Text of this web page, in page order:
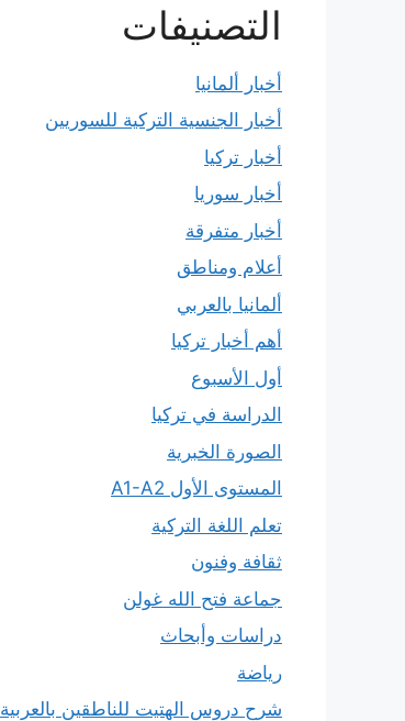
التصنيفات
أخبار ألمانيا
أخبار الجنسية التركية للسوريين
أخبار تركيا
أخبار سوريا
أخبار متفرقة
أعلام ومناطق
ألمانيا بالعربي
أهم أخبار تركيا
أول الأسبوع
الدراسة في تركيا
الصورة الخبرية
المستوى الأول A1-A2
تعلم اللغة التركية
ثقافة وفنون
جماعة فتح الله غولن
دراسات وأبحاث
رياضة
شرح دروس الهتيت للناطقين بالعربية